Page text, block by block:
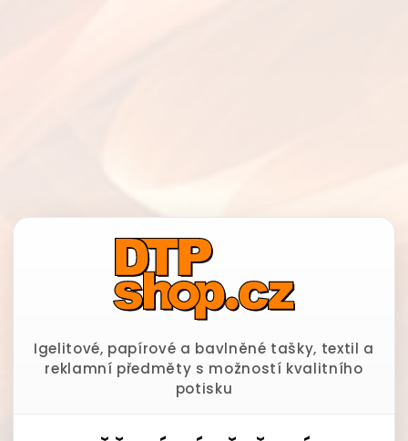
Igelitové, papírové a bavlněné tašky, textil a
reklamní předměty s možností kvalitního
potisku